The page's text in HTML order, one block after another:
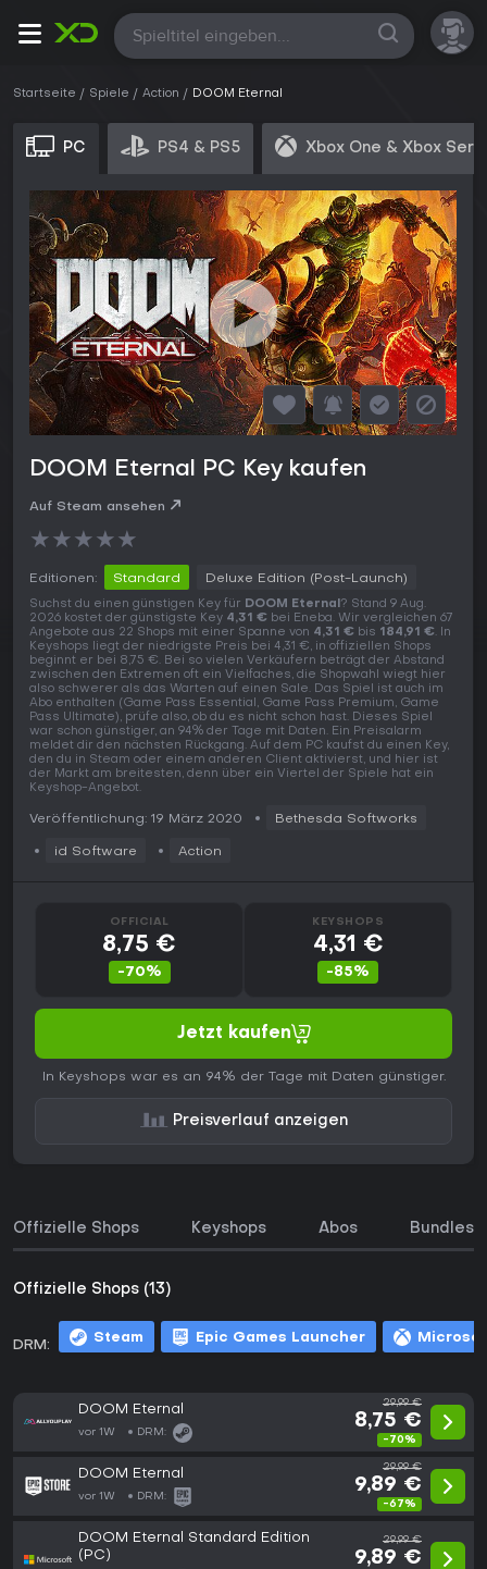
Alle
Startseite Spiele Action DOOM Eternal
PC PS4 & PS5 Xbox One & Xbox
DOOM Eternal PC Key kaufen
Auf Steam ansehen
★★★★★
Editionen: Standard Deluxe Edition (Post-Launch)
Suchst du einen günstigen Key für DOOM Eternal? Stand 9 Aug.
2026 kostet der günstigste Key 4,31 € bei Eneba. Wir vergleichen 67
Angebote aus 22 Shops mit einer Spanne von 4,31 € bis 184,91 €. In
Keyshops liegt der niedrigste Preis bei 4,31 €, in offiziellen Shops
beginnt er bei 8,75 €. Bei so vielen Verkäufern beträgt der Abstand
zwischen den Extremen oft ein Vielfaches, die Shopwahl wiegt hier
also schwerer als das Warten auf einen Sale. Das Spiel ist auch im
Abo enthalten (Game Pass Essential, Game Pass Premium, Game
Pass Ultimate), prüfe also, ob du es nicht schon hast. Dieses Spiel
war schon günstiger, an 94% der Tage mit Daten. Ein Preisalarm
meldet dir den nächsten Rückgang. Auf dem PC kaufst du einen Key,
den du in Steam oder einem anderen Client aktivierst, und hier ist
der Markt am breitesten, denn über ein Viertel der Spiele hat ein
Keyshop-Angebot.
Veröffentlichung: 19 März 2020 Bethesda Softworks
id Software Action
OFFICIAL
8,75 €
-70%
KEYSHOPS
4,31 €
-85%
Jetzt kaufen
In Keyshops war es an 94% der Tage mit Daten günstiger.
Preisverlauf anzeigen
Offizielle Shops Keyshops Abos Bundles
Offizielle Shops (13)
DRM: Steam Epic Games Launcher
DOOM Eternal
vor 1W DRM:
29,99 €
8,75 €
-70%
DOOM Eternal
vor 1W DRM:
29,99 €
9,89 €
-67%
DOOM Eternal Standard Edition
(PC)
29,99 €
9,89 €